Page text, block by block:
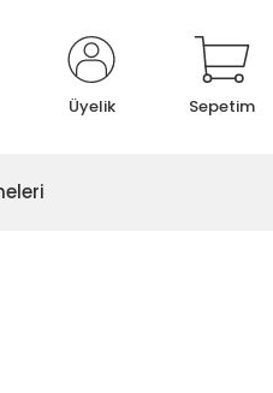
Üyelik Sepetim